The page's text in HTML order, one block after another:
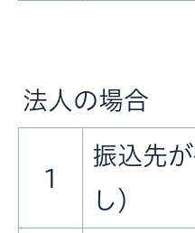
法人の場合
1
振込先
し）